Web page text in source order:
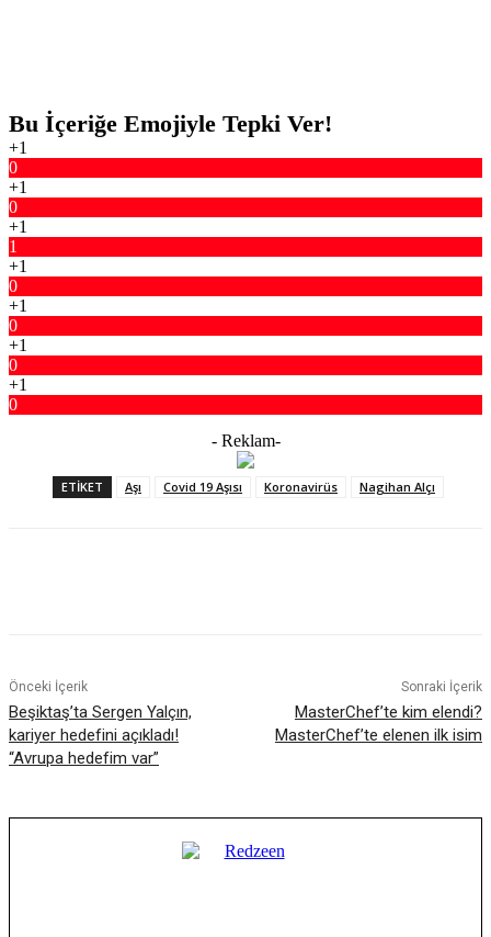
Bu İçeriğe Emojiyle Tepki Ver!
+1
0
+1
0
+1
1
+1
0
+1
0
+1
0
+1
0
- Reklam-
ETIKET Aşı Covid 19 Aşısı Koronavirüs Nagihan Alçı
Önceki İçerik
Beşiktaş’ta Sergen Yalçın,
kariyer hedefini açıkladı!
“Avrupa hedefim var”
Sonraki İçerik
MasterChef’te kim elendi?
MasterChef’te elenen ilk isim